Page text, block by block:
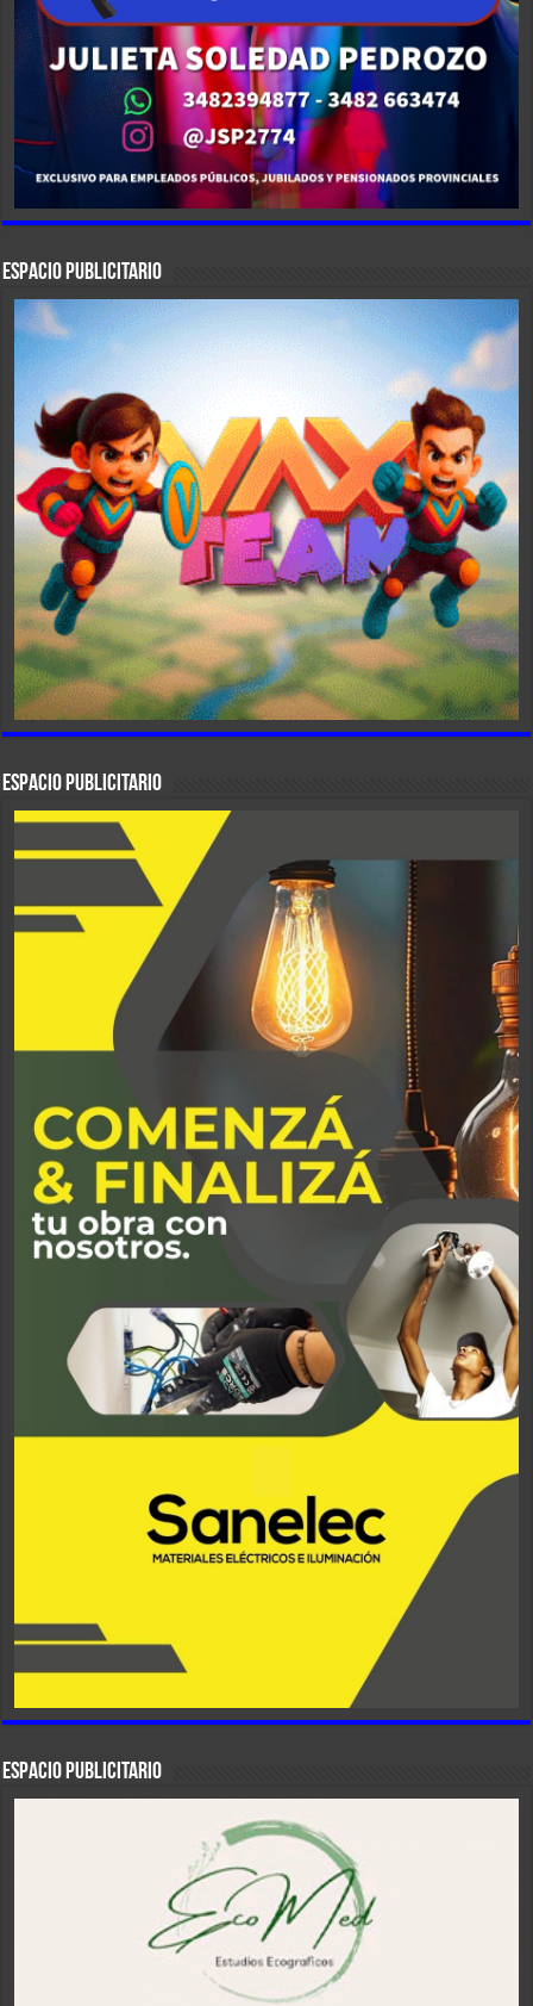
ESPACIO PUBLICITARIO
ESPACIO PUBLICITARIO
ESPACIO PUBLICITARIO